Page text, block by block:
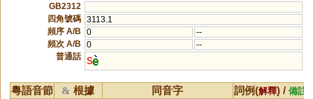
GB2312
四角號碼 3113.1
頻序 A/B
0
--
頻次 A/B
0
--
普通話 s
粵語音節 & 根據 同音字 詞例(解釋) / 備註